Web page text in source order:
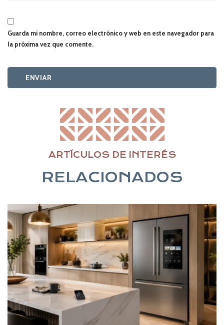
Guarda mi nombre, correo electrónico y web en este navegador para
la próxima vez que comente.
ARTÍCULOS DE INTERÉS
RELACIONADOS